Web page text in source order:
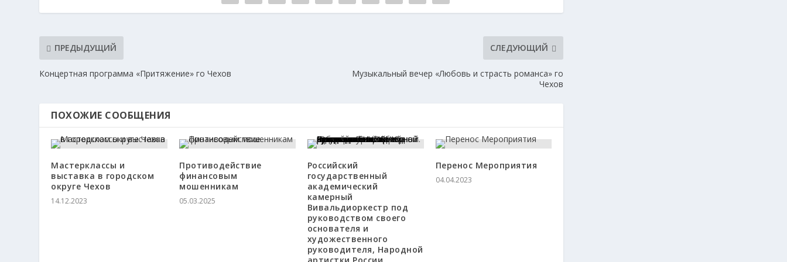
ПРЕДЫДУЩИЙ
Концертная программа «Притяжение» го Чехов
СЛЕДУЮЩИЙ
Музыкальный вечер «Любовь и страсть романса» го
Чехов
ПОХОЖИЕ СООБЩЕНИЯ
Мастерклассы и
выставка в городском
округе Чехов
14.12.2023
Противодействие
финансовым
мошенникам
05.03.2025
Российский
государственный
академический
камерный
Вивальдиоркестр под
руководством своего
основателя и
художественного
руководителя, Народной
Перенос Мероприятия
04.04.2023